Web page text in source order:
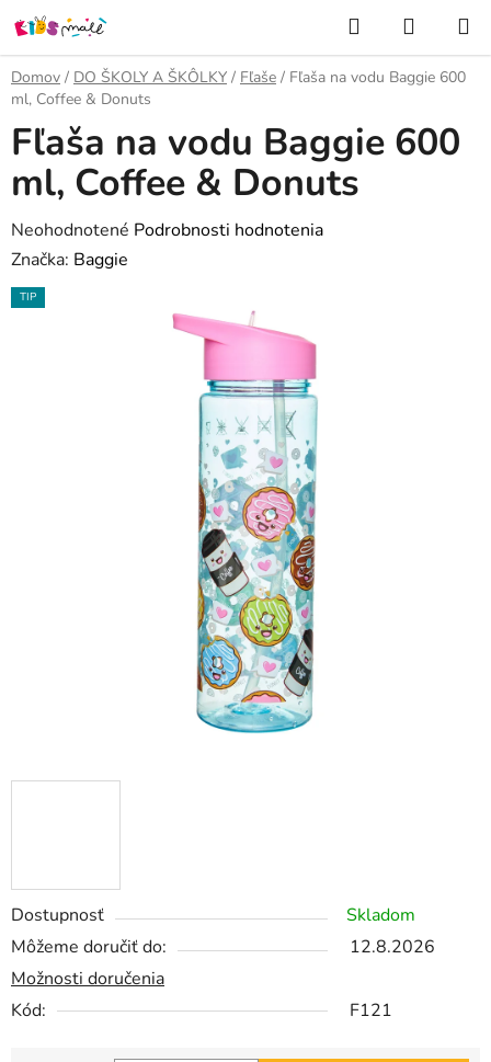
Prejsť
na
obsah
Hľadať
KOŠÍK
Domov / DO ŠKOLY A ŠKÔLKY / Fľaše / Fľaša na vodu Baggie 600
ml, Coffee & Donuts
Dostupnosť
Skladom
Môžeme doručiť do:
12.8.2026
Možnosti doručenia
Kód:
F121
Fľaša na vodu Baggie 600
ml, Coffee & Donuts
Priemerné
hodnotenie
produktu
Neohodnotené Podrobnosti hodnotenia
Značka: Baggie
TIP